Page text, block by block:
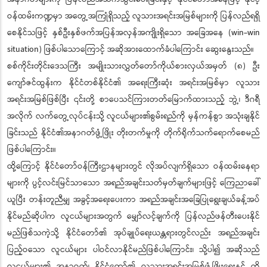
ဝန်ထမ်းကဏ္ဍမှာ အတွေ့အကြုံရှိသည့် လူသားအရင်းအမြစ်များကို ပြန်လည်ရရှိ
စေနိုင်သဖြင့် နှစ်ဦးနှစ်ဖက်အပြန်အလှန်အကျိုးရှိသော အခြေအနေ (win-win
situation) ဖြစ်ပါသောကြောင့် အဆိုအားထောက်ခံပါကြောင်း ဆွေးနွေးသည်။
စစ်ကိုင်းတိုင်းဒေသကြီး အမျိုးသားလွှတ်တော်ကိုယ်စားလှယ်အမှတ် (၈) ဦး
ကျော်ဇင်ထွန်းက နိုင်ငံတစ်နိုင်ငံ၏ အရေးကြီးဆုံး အရင်းအမြစ်မှာ လူသား
အရင်းအမြစ်ဖြစ်ပြီး ၎င်းတို့ စာပေသင်ကြားတတ်မြောက်ထားသည့် ဘွဲ့၊ ဒီဂရီ
အလိုက် လက်တွေ့လုပ်ငန်းသို့ လူငယ်များ၏စွမ်းရည်ကို မှန်ကန်စွာ အသုံးချနိုင်
ခြင်းသည် နိုင်ငံ၏အနာဂတ်ဖွံ့ဖြိုး တိုးတက်မှုကို တိုက်ရိုက်သက်ရောက်စေမည်
ဖြစ်ပါကြောင်း။
ထို့ကြောင့် နိုင်ငံတော်ဝန်ကြီးဌာနများတွင် လိုအပ်လျက်ရှိသော ဝန်ထမ်းနေရာ
များကို ပွင့်လင်းမြင်သာသော အရည်အချင်းသတ်မှတ်ချက်များဖြင့် ကြေညာခေါ်
ယူပြီး တန်းတူညီမျှ အခွင့်အရေးပေးကာ အရည်အချင်းအခြေပြုရွေးချယ်ခန့်အပ်
နိုင်မည်ဆိုပါက လူငယ်များအတွက် မျှော်လင့်ချက်ကို ပြန်လည်ဖန်တီးပေးနိုင်
မည်ဖြစ်သကဲ့သို့ နိုင်ငံတော်၏ အုပ်ချုပ်ရေးယန္တရားတွင်လည်း အရည်အချင်း
ပြည့်ဝသော လူငယ်များ ပါဝင်လာနိုင်မည်ဖြစ်ပါကြောင်း၊ သို့ပါ၍ အဆိုသည်